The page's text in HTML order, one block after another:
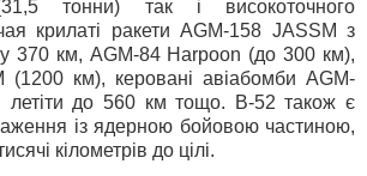
тонни) так і високоточного
крилаті ракети AGM-158 JASSM з
370 км, AGM-84 Harpoon (до 300 км),
(1200 км), керовані авіабомби AGM-
летіти до 560 км тощо. B-52 також є
із ядерною бойовою частиною,
кілометрів до цілі.